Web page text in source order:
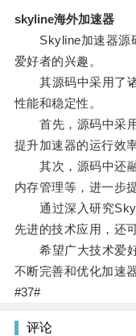
skyline海外加速器
Skyline加速器源码
爱好者的兴趣。
其源码中采用了诸
性能和稳定性。
首先，源码中采用
提升加速器的运行效率
其次，源码中还融
内存管理等，进一步
通过深入研究
先进的技术应用，还
希望广大技术爱好
不断完善和优化加速
#37#
评论